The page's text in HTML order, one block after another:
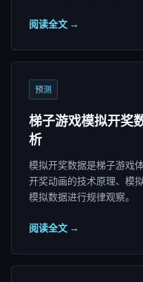
阅读全文 →
预测
梯子游戏模拟开奖
析
模拟开奖数据是梯子游戏
开奖动画的技术原理、模
模拟数据进行规律观察。
阅读全文 →